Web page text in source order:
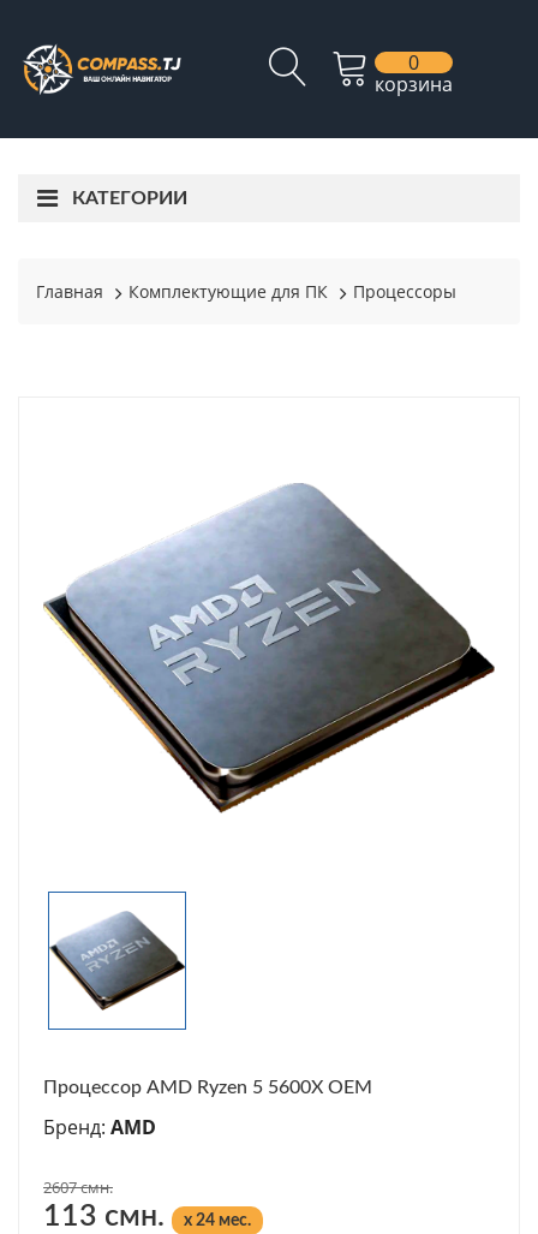
0
корзина
КАТЕГОРИИ
Главная Комплектующие для ПК Процессоры
Процессор AMD Ryzen 5 5600X OEM
Бренд: AMD
2607 смн.
113 смн. x 24 мес.